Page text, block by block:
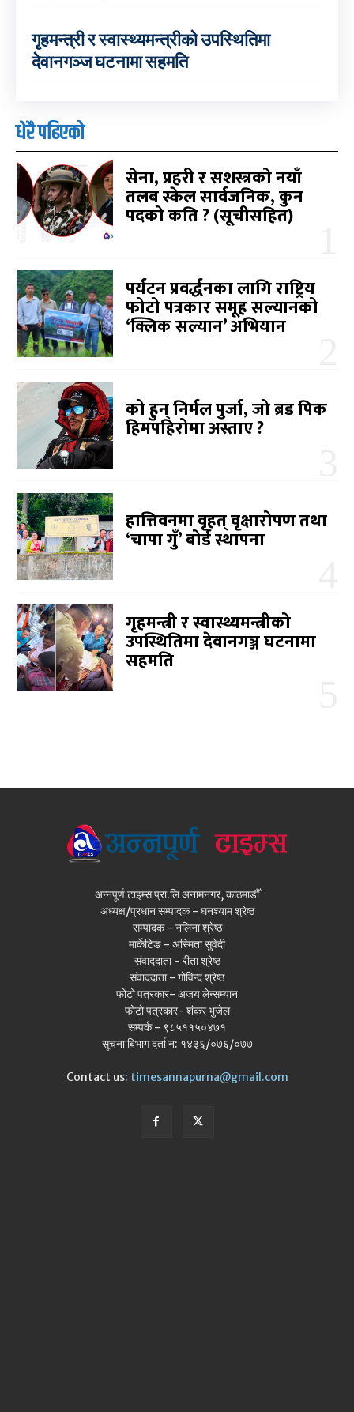
गृहमन्त्री र स्वास्थ्यमन्त्रीको उपस्थितिमा
देवानगञ्ज घटनामा सहमति
धेरै पढिएको
सेना, प्रहरी र सशस्त्रको नयाँ
तलब स्केल सार्वजनिक, कुन
पदको कति ? (सूचीसहित)
पर्यटन प्रवर्द्धनका लागि राष्ट्रिय
फोटो पत्रकार समूह सल्यानको
‘क्लिक सल्यान’ अभियान
को हुन् निर्मल पुर्जा, जो ब्रड पिक
हिमपहिरोमा अस्ताए ?
हात्तिवनमा वृहत् वृक्षारोपण तथा
‘चापा गुँ’ बोर्ड स्थापना
गृहमन्त्री र स्वास्थ्यमन्त्रीको
उपस्थितिमा देवानगञ्ज घटनामा
सहमति
अन्नपूर्ण टाइम्स प्रा.लि अनामनगर, काठमाडौँ
अध्यक्ष/प्रधान सम्पादक - घनश्याम श्रेष्ठ
सम्पादक - नलिना श्रेष्ठ
मार्केटिङ - अस्मिता सुवेदी
संवाददाता - रीता श्रेष्ठ
संवाददाता - गोविन्द श्रेष्ठ
फोटो पत्रकार- अजय लेन्सम्यान
फोटो पत्रकार- शंकर भुजेल
सम्पर्क - ९८५११५०४७१
सूचना बिभाग दर्ता न: १४३६/०७६/०७७
Contact us: timesannapurna@gmail.com